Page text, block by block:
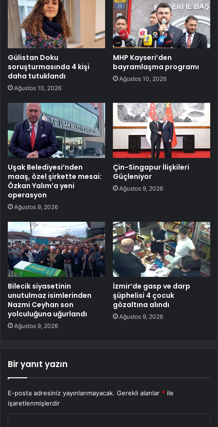
Gülistan Doku
soruşturmasında 4 kişi
daha tutuklandı
Ağustos 10, 2026
MHP Kayseri’den
bayramlaşma programı
Ağustos 10, 2026
Uşak Belediyesi’nden
maaş, özel şirkette mesai:
Özkan Yalım’a yeni
operasyon
Ağustos 9, 2026
Çin-Singapur İlişkileri
Güçleniyor
Ağustos 9, 2026
Bilecik siyasetinin
unutulmaz isimlerinden
Nazmi Ceyhan son
yolculuğuna uğurlandı
Ağustos 9, 2026
İzmir’de gasp ve darp
şüphelisi 4 çocuk
gözaltına alındı
Ağustos 9, 2026
Bir yanıt yazın
E-posta adresiniz yayınlanmayacak. Gerekli alanlar * ile
işaretlenmişlerdir